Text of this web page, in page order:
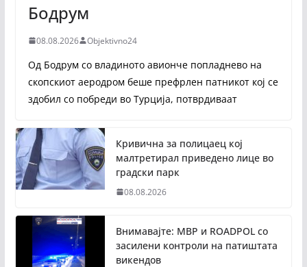
Бодрум
08.08.2026 Objektivno24
Од Бодрум со владиното авионче попладнево на
скопскиот аеродром беше префрлен патникот кој се
здобил со побреди во Турција, потврдиваат
Кривична за полицаец кој
малтретирал приведено лице во
градски парк
08.08.2026
Внимавајте: МВР и ROADPOL со
засилени контроли на патиштата
викендов